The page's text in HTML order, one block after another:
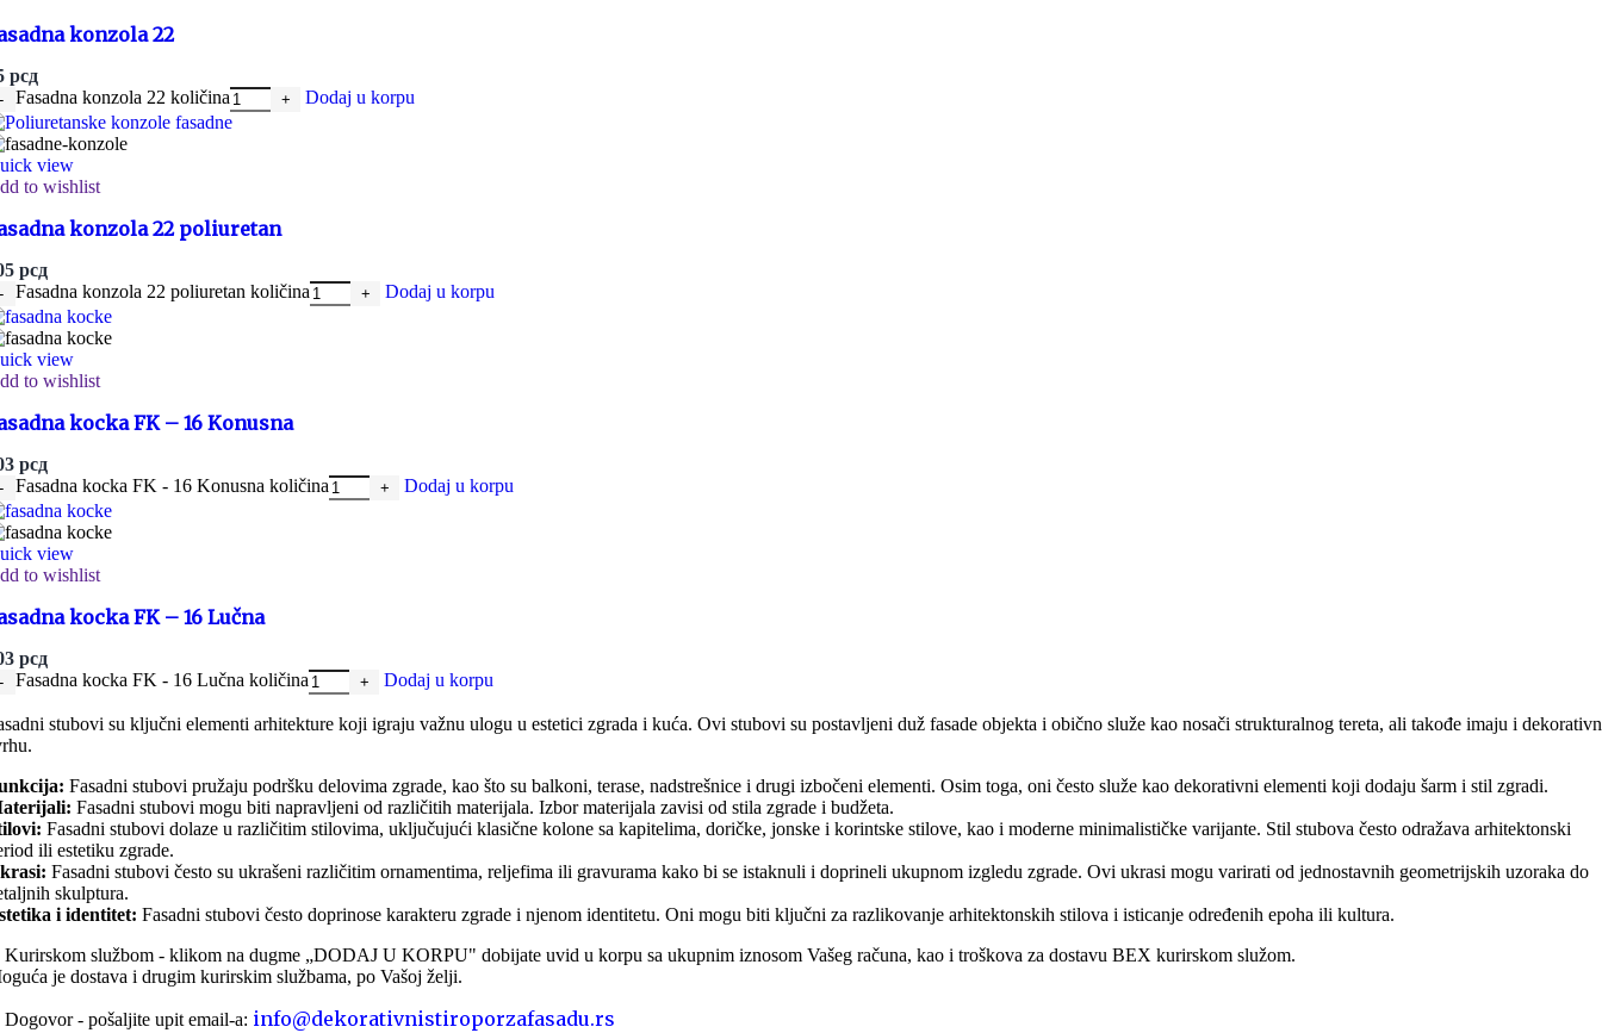
Kapiteli i postolja stubova
Kapiteli i postolja pilastera
Fasadne konzole od stiropora predstavljaju izuzetno praktičan i estetski privlačan element za unapređenje izgleda i funkcionalnosti fasada zgrada. Izrađene od
visokokvalitetnog stiropora, ove konzole nude niz prednosti u građevinskim projektima.
Fasadne konzole od stiropora su sve češće viđene na građevinskim projektima širom sveta. Njihova popularnost raste iz više razloga. Prvenstveno, stiropor je lagani
materijal koji olakšava rukovanje i montažu, što je posebno važno za građevinske timove. Takođe, stiropor ima odlične izolacione karakteristike, što doprinosi energetskoj
efikasnosti zgrada. Fasadne konzole od stiropora dolaze u različitim oblicima i veličinama, što omogućava arhitektama da eksperimentišu sa dizajnom fasade i dodaju
estetsku vrednost zgradi.
Montaža ovih konzola je brza i jednostavna, što ubrzava građevinske procese. Osim toga, stiropor je čvrst i dugotrajan materijal koji se odupire vremenskim uslovima.
Polistirenske konzole
Poliuretanske konzole
Balusteri
Fasadni balusteri
U susret savremenim zahtevima dizajna eksterijera, fasadni balusteri od stiropora predstavljaju inovativno i estetski privlačno rešenje za unapređenje izgleda fasada.
Fasadni balusteri od stiropora poseduju izuzetnu otpornost na vremenske uslove. Stiropor je materijal koji ne podleže koroziji, truljenju ili deformaciji usled promena
konzola 22
рсд
Fasadna konzola 22 količina
Dodaj u korpu
view
to wishlist
konzola 22 poliuretan
рсд
Fasadna konzola 22 poliuretan količina
Dodaj u korpu
view
to wishlist
kocka FK – 16 Konusna
рсд
Fasadna kocka FK - 16 Konusna količina
Dodaj u korpu
view
to wishlist
kocka FK – 16 Lučna
рсд
Fasadna kocka FK - 16 Lučna količina
Dodaj u korpu
stubovi su ključni elementi arhitekture koji igraju važnu ulogu u estetici zgrada i kuća. Ovi stubovi su postavljeni duž fasade objekta i obično služe kao nosači strukturalnog tereta, ali takođe imaju i
Fasadni stubovi pružaju podršku delovima zgrade, kao što su balkoni, terase, nadstrešnice i drugi izbočeni elementi. Osim toga, oni često služe kao dekorativni elementi koji dodaju šarm i stil zgradi.
Fasadni stubovi mogu biti napravljeni od različitih materijala. Izbor materijala zavisi od stila zgrade i budžeta.
Fasadni stubovi dolaze u različitim stilovima, uključujući klasične kolone sa kapitelima, doričke, jonske i korintske stilove, kao i moderne minimalističke varijante. Stil stubova često odražava arhitektonski
ili estetiku zgrade.
Fasadni stubovi često su ukrašeni različitim ornamentima, reljefima ili gravurama kako bi se istaknuli i doprineli ukupnom izgledu zgrade. Ovi ukrasi mogu varirati od jednostavnih geometrijskih uzoraka do
skulptura.
i identitet: Fasadni stubovi često doprinose karakteru zgrade i njenom identitetu. Oni mogu biti ključni za razlikovanje arhitektonskih stilova i isticanje određenih epoha ili kultura.
Kurirskom službom - klikom na dugme „DODAJ U KORPU" dobijate uvid u korpu sa ukupnim iznosom Vašeg računa, kao i troškova za dostavu BEX kurirskom služom.
je dostava i drugim kurirskim službama, po Vašoj želji.
Dogovor - pošaljite upit email-a: info@dekorativnistiroporzafasadu.rs